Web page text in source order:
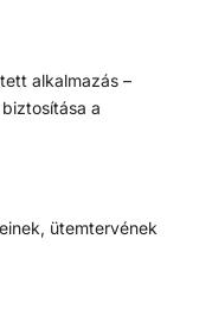
alkalmazás –
a
ütemtervének